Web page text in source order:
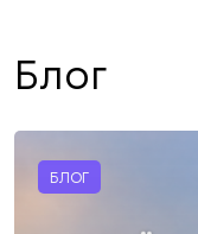
Блог
БЛОГ